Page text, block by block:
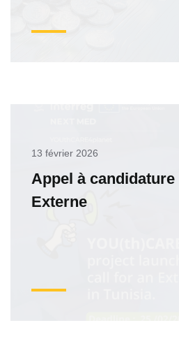
13 février 2026
Appel à
Externe